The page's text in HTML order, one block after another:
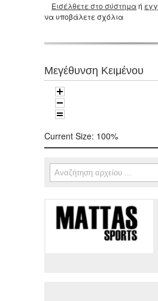
Εισέλθετε στο σύστημαή
να υποβάλετε σχόλια
Μεγέθυνση Κειμένου
Current Size: 100%
Φόρμα αναζήτησης
Αναζήτηση